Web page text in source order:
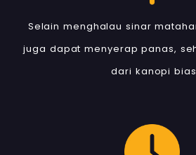
Selain menghalau sinar
juga dapat menyerap panas,
dari kanopi